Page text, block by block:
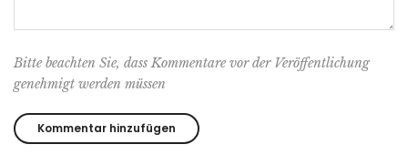
Bitte beachten Sie, dass Kommentare vor der Veröffentlichung
genehmigt werden müssen